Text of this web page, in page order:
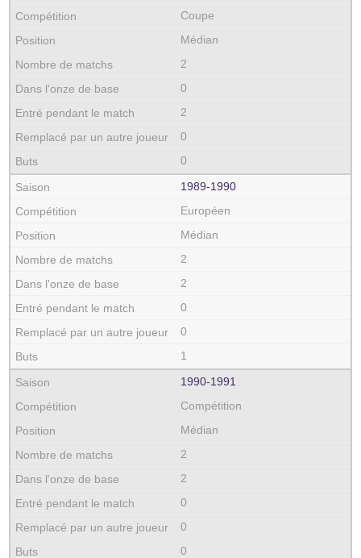
Coupe
Médian
2
0
2
0
0
1989‑1990
Européen
Médian
2
2
0
0
1
1990‑1991
Compétition
Médian
2
2
0
0
0